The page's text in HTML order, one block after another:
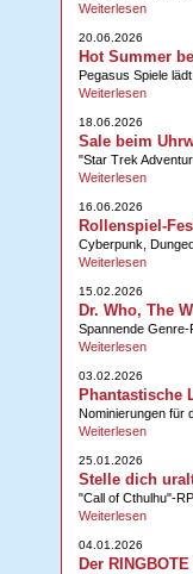
Weiterlesen
20.06.2026
Hot Summer
Pegasus Spiele
Weiterlesen
18.06.2026
Sale beim
"Star Trek
Weiterlesen
16.06.2026
Rollenspiel-
Cyberpunk,
Weiterlesen
15.02.2026
Dr. Who, The
Spannende Genre-
Weiterlesen
03.02.2026
Phantastische
Nominierungen für
Weiterlesen
25.01.2026
Stelle dich
"Call of Cthulhu"-
Weiterlesen
04.01.2026
Der